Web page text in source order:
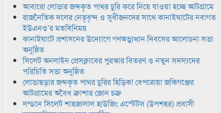
আবারো লোভার জব্দকৃত পাথর চুরি করে নিয়ে যাওয়া হচ্ছে আটগ্রামে
রাজনৈতিক দলের নেতৃবৃন্দ ও সুধীজনদের সাথে কানাইঘাটের নবাগত
ইউএনও’র মতবিনিময়
কানাইঘাটে প্রশাসনের উদ্যোগে গণঅভ্যুত্থান দিবসের আলোচনা সভা
অনুষ্ঠিত
সিলেট অনলাইন প্রেসক্লাবের পুরস্কার বিতরণ ও নতুন সদস্যদের
পরিচিতি সভা অনুষ্ঠিত
লোভাছড়ার জব্দকৃত পাথর চুরির হিড়িক! বেপরোয়া জকিগঞ্জের
আটগ্রামের অবৈধ ক্রাশার জোন চক্র
লন্ডনে সিলেট শাহজালাল হাউজিং এস্টেটস (উপশহর) প্রবাসী